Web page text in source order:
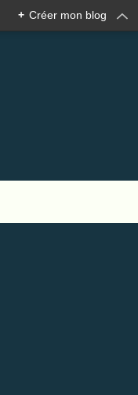
+ Créer mon blog